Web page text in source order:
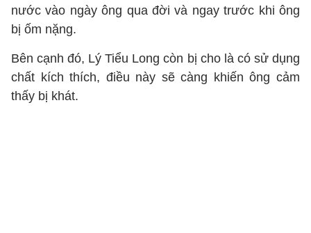
nước vào ngày ông qua đời và ngay trước khi ông
bị ốm nặng.
Bên cạnh đó, Lý Tiểu Long còn bị cho là có sử dụng
chất kích thích, điều này sẽ càng khiến ông cảm
thấy bị khát.